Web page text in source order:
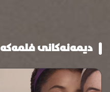
دیمەنەکانی فلمەکە